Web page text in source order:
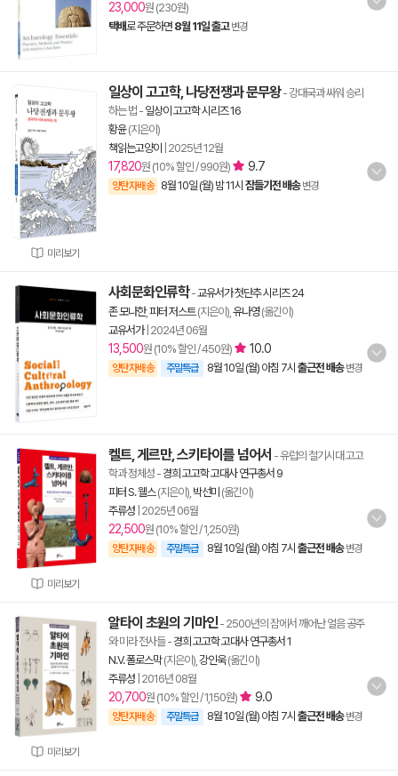
23,000원 (230원)
택배로 주문하면 8월 11일 출고 변경
미리보기
일상이 고고학, 나당전쟁과 문무왕- 강대국과 싸워 승리
하는 법 - 일상이 고고학 시리즈 16
황윤(지은이)
책읽는고양이
2025년 12월
17,820원 (10% 할인 / 990원) 9.7
양탄자배송 8월 10일 (월) 밤 11시 잠들기전 배송 변경
사회문화인류학-교유서가 첫단추 시리즈 24
존 모나한,피터 저스트(지은이), 유나영(옮긴이)
교유서가| 2024년 06월
13,500원 (10% 할인 / 450원) 10.0
양탄자배송 주말특급 8월 10일 (월) 아침 7시 출근전 배송 변경
미리보기
켈트, 게르만, 스키타이를 넘어서 - 유럽의 철기시대 고고
학과 정체성 -경희 고고학 고대사 연구총서 9
피터 S. 웰스(지은이), 박선미 (옮긴이)
주류성 2025년 06월
22,500원 (10% 할인 / 1,250원)
양탄자배송 주말특급 8월 10일 (월) 아침 7시 출근전 배송 변경
미리보기
알타이 초원의 기마인- 2500년의 잠에서 깨어난 얼음 공주
와 미라 전사들-경희 고고학 고대사 연구총서 1
N.V. 폴로스막(지은이), 강인욱(옮긴이)
주류성 2016년 08월
20,700원 (10% 할인 / 1,150원) 9.0
양탄자배송 주말특급 8월 10일 (월) 아침 7시 출근전 배송 변경